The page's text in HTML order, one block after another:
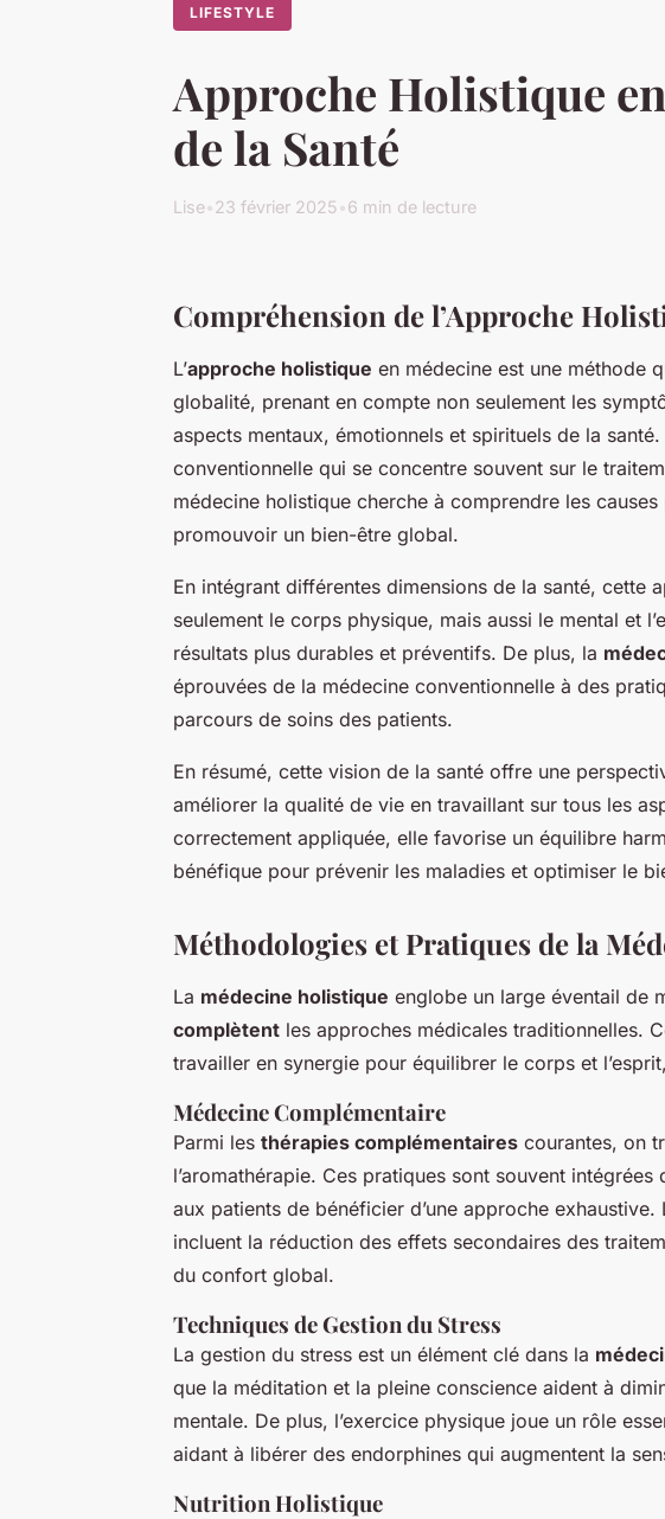
LIFESTYLE
Approche Holistique
de la Santé
Lise•23 février 2025•6 min de lecture
Compréhension de l’Approche
L’approche holistique en médecine est une méthode
globalité, prenant en compte non seulement les
aspects mentaux, émotionnels et spirituels de la
conventionnelle qui se concentre souvent sur le
médecine holistique cherche à comprendre les
promouvoir un bien-être global.
En intégrant différentes dimensions de la santé, cette
seulement le corps physique, mais aussi le mental et
résultats plus durables et préventifs. De plus, la
éprouvées de la médecine conventionnelle à des
parcours de soins des patients.
En résumé, cette vision de la santé offre une
améliorer la qualité de vie en travaillant sur tous les
correctement appliquée, elle favorise un équilibre
bénéfique pour prévenir les maladies et optimiser le
Méthodologies et Pratiques de la
La médecine holistique englobe un large éventail de
complètent les approches médicales traditionnelles.
travailler en synergie pour équilibrer le corps et
Médecine Complémentaire
Parmi les thérapies complémentaires courantes, on
l’aromathérapie. Ces pratiques sont souvent
aux patients de bénéficier d’une approche
incluent la réduction des effets secondaires des
du confort global.
Techniques de Gestion du Stress
La gestion du stress est un élément clé dans la
que la méditation et la pleine conscience aident à
mentale. De plus, l’exercice physique joue un rôle
aidant à libérer des endorphines qui augmentent la
Nutrition Holistique